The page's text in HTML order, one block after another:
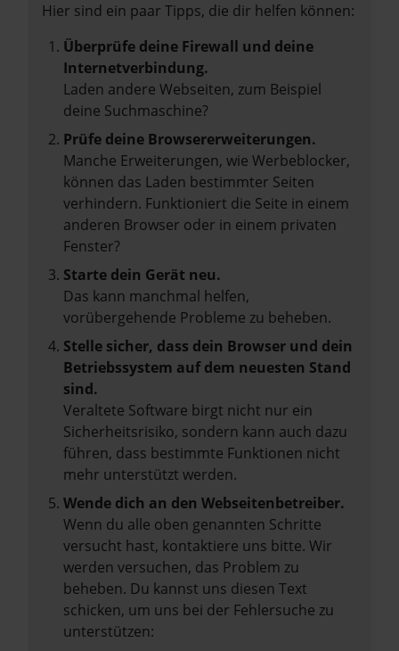
Hier sind ein paar Tipps, die dir helfen können:
Überprüfe deine Firewall und deine
Internetverbindung.
Laden andere Webseiten, zum Beispiel
deine Suchmaschine?
Prüfe deine Browsererweiterungen.
Manche Erweiterungen, wie Werbeblocker,
können das Laden bestimmter Seiten
verhindern. Funktioniert die Seite in einem
anderen Browser oder in einem privaten
Fenster?
Starte dein Gerät neu.
Das kann manchmal helfen,
vorübergehende Probleme zu beheben.
Stelle sicher, dass dein Browser und dein
Betriebssystem auf dem neuesten Stand
sind.
Veraltete Software birgt nicht nur ein
Sicherheitsrisiko, sondern kann auch dazu
führen, dass bestimmte Funktionen nicht
mehr unterstützt werden.
Wende dich an den Webseitenbetreiber.
Wenn du alle oben genannten Schritte
versucht hast, kontaktiere uns bitte. Wir
werden versuchen, das Problem zu
beheben. Du kannst uns diesen Text
schicken, um uns bei der Fehlersuche zu
unterstützen: